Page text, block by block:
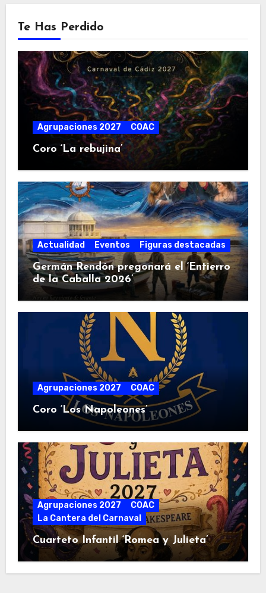
Te Has Perdido
Agrupaciones 2027 COAC
Coro ‘La rebujina’
Actualidad Eventos Figuras destacadas
Germán Rendón pregonará el ‘Entierro
de la Caballa 2026’
Agrupaciones 2027 COAC
Coro ‘Los Napoleones’
Agrupaciones 2027
COAC
La Cantera del Carnaval
Cuarteto Infantil ‘Romea y Julieta’